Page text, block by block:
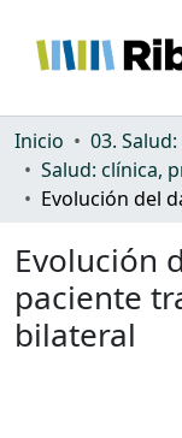
Comunidades
Todo DSpace
Inicio
Evolución
paciente
bilateral